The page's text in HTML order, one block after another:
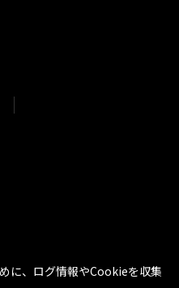
に、ログ情報やCookieを収集